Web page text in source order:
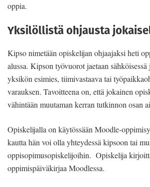
oppia.
Yksilöllistä ohjausta
Kipso nimetään opiskelijan ohjaajaksi heti
alussa. Kipson työvuorot jaetaan sähköisessä
yksikön esimies, tiimivastaava tai
varauksen. Tavoitteena on, että jokainen
vähintään muutaman kerran tutkinnon osan
Opiskelijalla on käytössään Moodle-
kautta hän voi olla yhteydessä kipsoon tai
oppisopimusopiskelijoihin. Opiskelija
oppimispäiväkirjaa Moodlessa.